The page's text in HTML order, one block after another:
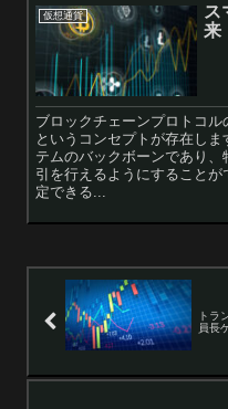
仮想通貨
ス
来
ブロックチェーンプロトコ
というコンセプトが存在し
テムのバックボーンであり
引を行えるようにすること
定できる...
トラ
員長